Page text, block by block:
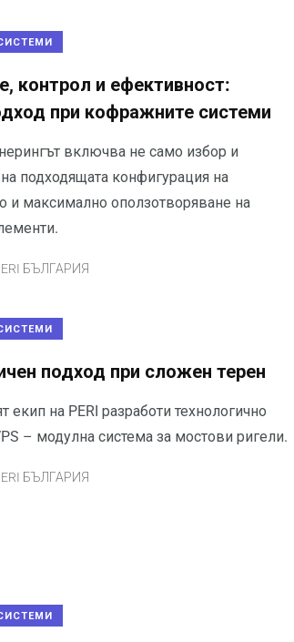
контрол и ефективност:
при кофражните системи
включва не само избор и
подходящата конфигурация на
и максимално оползотворяване на
БЪЛГАРИЯ
подход при сложен терен
екип на PERI разработи технологично
– модулна система за мостови ригели.
БЪЛГАРИЯ